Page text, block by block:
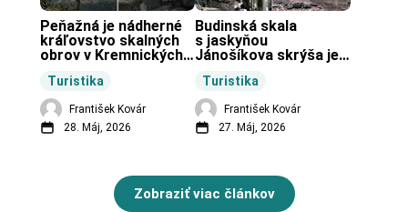
Turistika
Peňažná je nádherné
kráľovstvo skalných
obrov v Kremnických
František Kovár
28. Máj, 2026
Turistika
Budinská skala
s jaskyňou
Jánošíkova skrýša je
obci Budiná.
František Kovár
27. Máj, 2026
Zobraziť viac článkov